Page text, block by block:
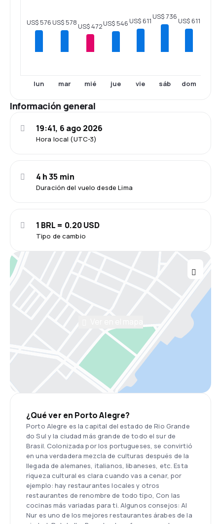
US$ 576
lun
US$ 578
mar
US$ 472
mié
US$ 546
jue
US$ 611
vie
US$ 736
sáb
US$ 611
dom
Información general
Hora local (UTC-3)
19:41, 6 ago 2026
Duración del vuelo desde Lima
4 h 35 min
Tipo de cambio
1 BRL = 0.20 USD
¿Qué ver en Porto Alegre?
Porto Alegre es la capital del estado de Rio Grande
do Sul y la ciudad más grande de todo el sur de
Brasil. Colonizada por los portugueses, se convirtió
en una verdadera mezcla de culturas después de la
llegada de alemanes, italianos, libaneses, etc. Esta
riqueza cultural es clara cuando vas a cenar, por
ejemplo: hay restaurantes locales y otros
restaurantes de renombre de todo tipo, Con las
cocinas más variadas para ti. Algunos consejos: Al
Nur es uno de los mejores restaurantes árabes de la